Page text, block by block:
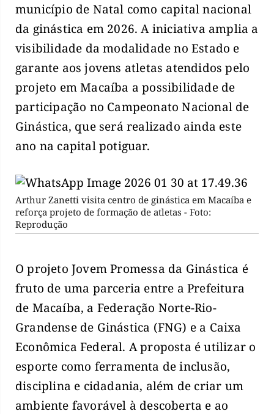
município de Natal como capital nacional
da ginástica em 2026. A iniciativa amplia a
visibilidade da modalidade no Estado e
garante aos jovens atletas atendidos pelo
projeto em Macaíba a possibilidade de
participação no Campeonato Nacional de
Ginástica, que será realizado ainda este
ano na capital potiguar.
Arthur Zanetti visita centro de ginástica em Macaíba e
reforça projeto de formação de atletas - Foto:
Reprodução
O projeto Jovem Promessa da Ginástica é
fruto de uma parceria entre a Prefeitura
de Macaíba, a Federação Norte-Rio-
Grandense de Ginástica (FNG) e a Caixa
Econômica Federal. A proposta é utilizar o
esporte como ferramenta de inclusão,
disciplina e cidadania, além de criar um
ambiente favorável à descoberta e ao